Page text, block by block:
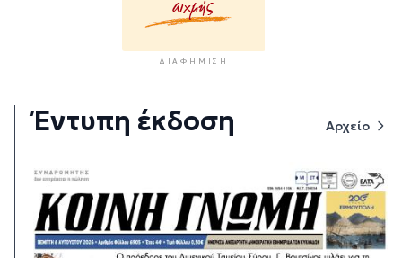
ΔΙΑΦΉΜΙΣΗ
Έντυπη έκδοση Αρχείο